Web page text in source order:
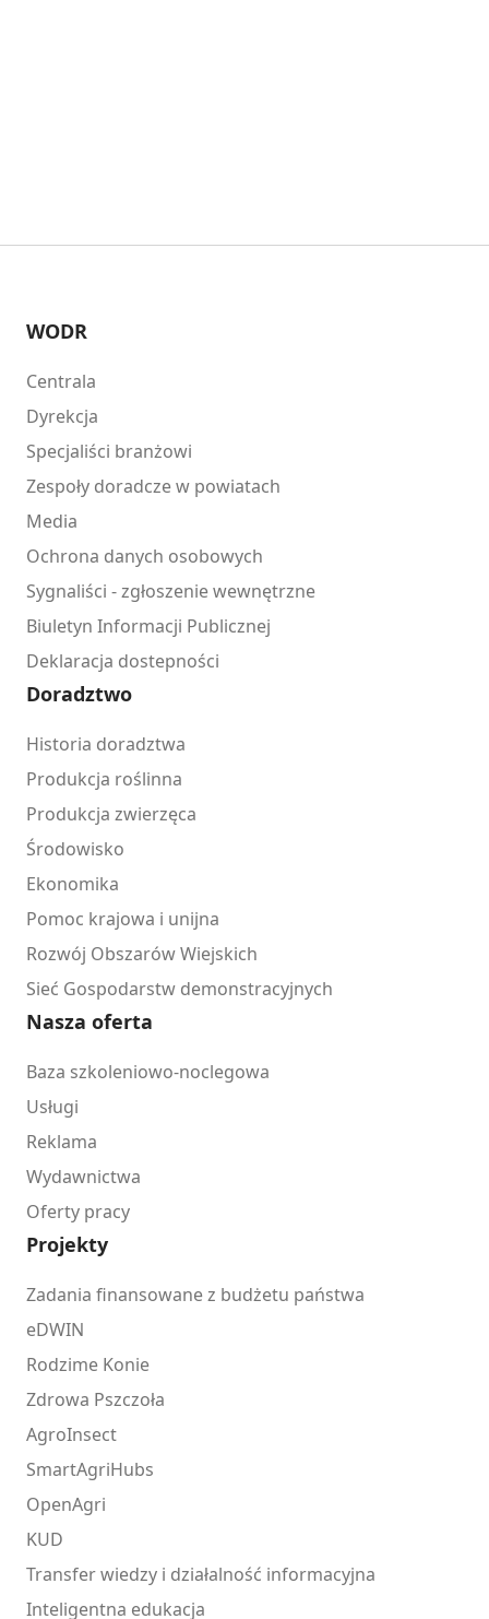
WODR
Centrala
Dyrekcja
Specjaliści branżowi
Zespoły doradcze w powiatach
Media
Ochrona danych osobowych
Sygnaliści - zgłoszenie wewnętrzne
Biuletyn Informacji Publicznej
Deklaracja dostepności
Doradztwo
Historia doradztwa
Produkcja roślinna
Produkcja zwierzęca
Środowisko
Ekonomika
Pomoc krajowa i unijna
Rozwój Obszarów Wiejskich
Sieć Gospodarstw demonstracyjnych
Nasza oferta
Baza szkoleniowo-noclegowa
Usługi
Reklama
Wydawnictwa
Oferty pracy
Projekty
Zadania finansowane z budżetu państwa
eDWIN
Rodzime Konie
Zdrowa Pszczoła
AgroInsect
SmartAgriHubs
OpenAgri
KUD
Transfer wiedzy i działalność informacyjna
Inteligentna edukacja